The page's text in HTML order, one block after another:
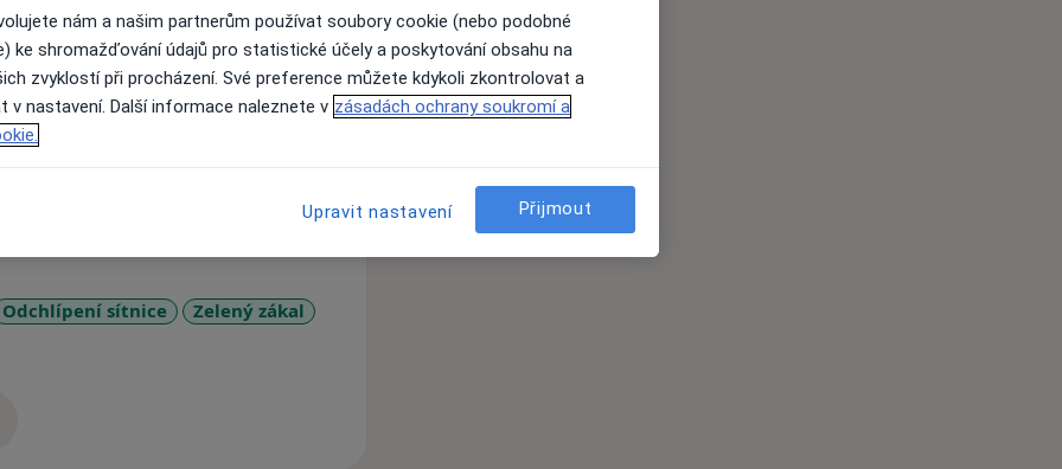
téměř patnáctiletou praxí v oboru.
a kataraktové chirurgie, na jejíž
vzdělávacích oftalmologických
Hraji soutěž v Pražském
České fotbalové reprezentace
Odchlípení sítnice
Zelený zákal
nám a našim partnerům používat soubory cookie (nebo podobné
ke shromažďování údajů pro statistické účely a poskytování obsahu na
zvyklostí při procházení. Své preference můžete kdykoli zkontrolovat a
v nastavení. Další informace naleznete v zásadách ochrany soukromí a
Upravit nastavení Přijmout